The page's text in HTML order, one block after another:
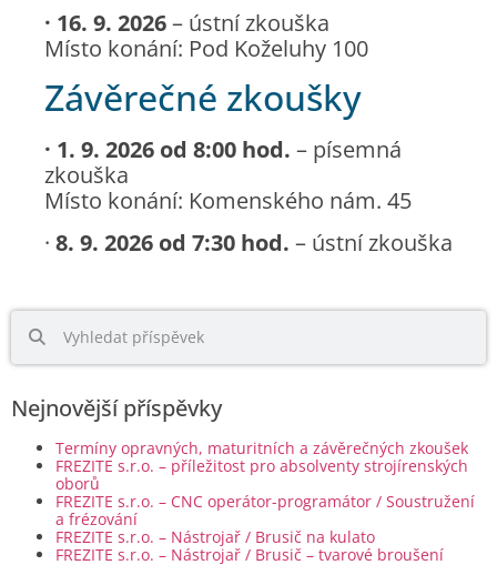
Nejnovější příspěvky
Termíny opravných, maturitních a závěrečných zkoušek
FREZITE s.r.o. – příležitost pro absolventy strojírenských
oborů
FREZITE s.r.o. – CNC operátor-programátor / Soustružení
a frézování
FREZITE s.r.o. – Nástrojař / Brusič na kulato
FREZITE s.r.o. – Nástrojař / Brusič – tvarové broušení
· 16. 9. 2026– ústní zkouška
Místo konání: Pod Koželuhy 100
Závěrečné zkoušky
· 1. 9. 2026 od 8:00 hod. – písemná
zkouška
Místo konání: Komenského nám. 45
· 8. 9. 2026 od 7:30 hod. – ústní zkouška